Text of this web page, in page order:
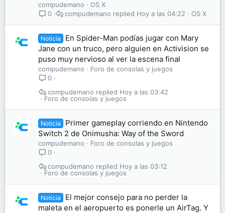
compudemano
OS X
0
OS X
Hoy a las 04:22
compudemano
Noticia
En Spider-Man podías jugar con Mary
Jane con un truco, pero alguien en Activision se
puso muy nervioso al ver la escena final
compudemano
Foro de consolas y juegos
0
Foro de consolas y juegos
Hoy a las 03:42
compudemano
Noticia
Primer gameplay corriendo en Nintendo
Switch 2 de Onimusha: Way of the Sword
compudemano
Foro de consolas y juegos
0
Foro de consolas y juegos
Hoy a las 03:12
compudemano
Noticia
El mejor consejo para no perder la
maleta en el aeropuerto es ponerle un AirTag. Y